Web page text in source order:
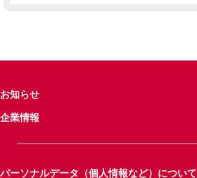
お知らせ
企業情報
パーソナルデータ（個人情報など）について